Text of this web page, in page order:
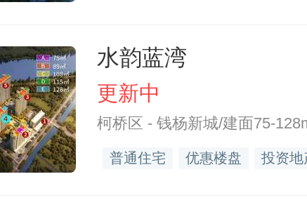
水韵蓝湾
更新中
柯桥区 - 钱杨新城/建面75-
普通住宅 优惠楼盘 投资地